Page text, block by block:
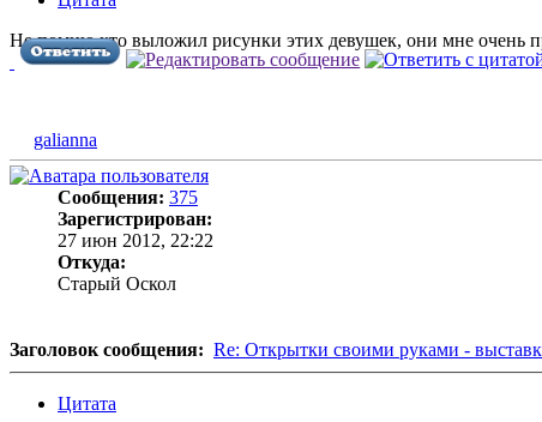
Не помню кто выложил рисунки этих девушек, они мне
galianna
Сообщения: 375
Зарегистрирован:
27 июн 2012, 22:22
Откуда:
Старый Оскол
Заголовок сообщения: Re: Открытки своими руками -
Цитата